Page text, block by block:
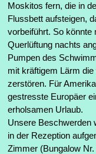
Moskitos fern, die in
Flussbett aufsteigen,
vorbeiführt. So könnte
Querlüftung nachts
Pumpen des
mit kräftigem Lärm
zerstören. Für
gestresste Europäer
erholsamen Urlaub.
Unsere Beschwerden
in der Rezeption
Zimmer (Bungalow